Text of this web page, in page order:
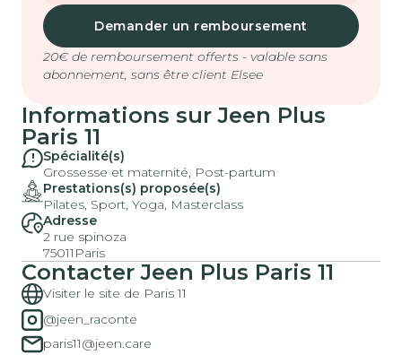
Demander un remboursement
20€ de remboursement offerts - valable sans
abonnement, sans être client Elsee
Informations surJeen Plus
Paris 11
Spécialité(s)
Grossesse et maternité, Post-partum
Prestations(s) proposée(s)
Pilates, Sport, Yoga, Masterclass
Adresse
2 rue spinoza
75011 Paris
ContacterJeen Plus Paris 11
Visiter le site de Paris 11
@jeen_raconte
paris11@jeen.care